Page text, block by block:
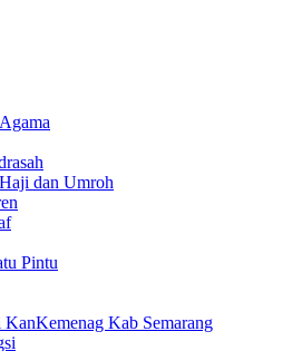
dan Umroh
Pintu
KanKemenag Kab Semarang